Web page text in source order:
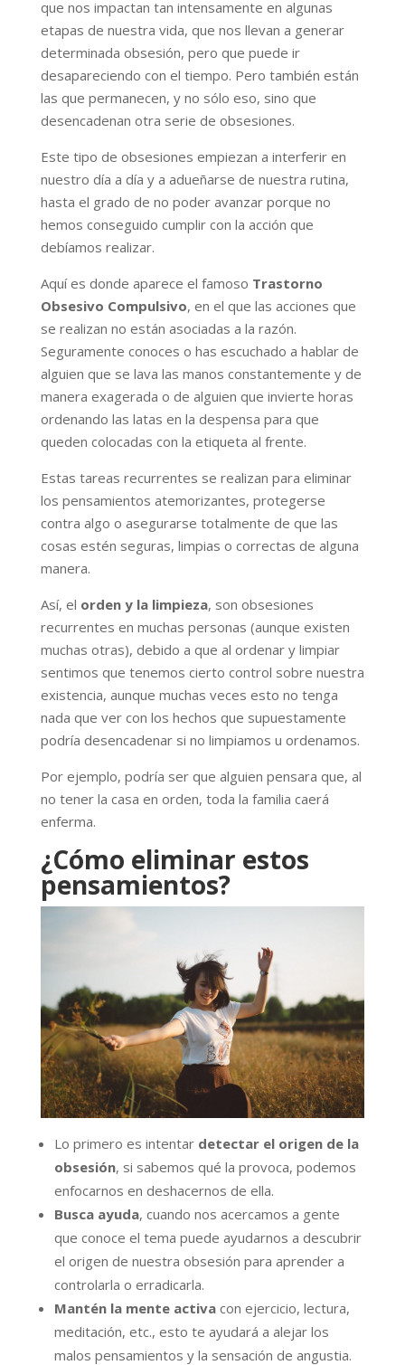
que nos impactan tan intensamente en algunas
etapas de nuestra vida, que nos llevan a generar
determinada obsesión, pero que puede ir
desapareciendo con el tiempo. Pero también están
las que permanecen, y no sólo eso, sino que
desencadenan otra serie de obsesiones.
Este tipo de obsesiones empiezan a interferir en
nuestro día a día y a adueñarse de nuestra rutina,
hasta el grado de no poder avanzar porque no
hemos conseguido cumplir con la acción que
debíamos realizar.
Aquí es donde aparece el famoso Trastorno
Obsesivo Compulsivo, en el que las acciones que
se realizan no están asociadas a la razón.
Seguramente conoces o has escuchado a hablar de
alguien que se lava las manos constantemente y de
manera exagerada o de alguien que invierte horas
ordenando las latas en la despensa para que
queden colocadas con la etiqueta al frente.
Estas tareas recurrentes se realizan para eliminar
los pensamientos atemorizantes, protegerse
contra algo o asegurarse totalmente de que las
cosas estén seguras, limpias o correctas de alguna
manera.
Así, el orden y la limpieza, son obsesiones
recurrentes en muchas personas (aunque existen
muchas otras), debido a que al ordenar y limpiar
sentimos que tenemos cierto control sobre nuestra
existencia, aunque muchas veces esto no tenga
nada que ver con los hechos que supuestamente
podría desencadenar si no limpiamos u ordenamos.
Por ejemplo, podría ser que alguien pensara que, al
no tener la casa en orden, toda la familia caerá
enferma.
¿Cómo eliminar estos
pensamientos?
Lo primero es intentardetectar el origen de la
obsesión, si sabemos qué la provoca, podemos
enfocarnos en deshacernos de ella.
Busca ayuda, cuando nos acercamos a gente
que conoce el tema puede ayudarnos a descubrir
el origen de nuestra obsesión para aprender a
controlarla o erradicarla.
Mantén la mente activacon ejercicio, lectura,
meditación, etc., esto te ayudará a alejar los
malos pensamientos y la sensación de angustia.